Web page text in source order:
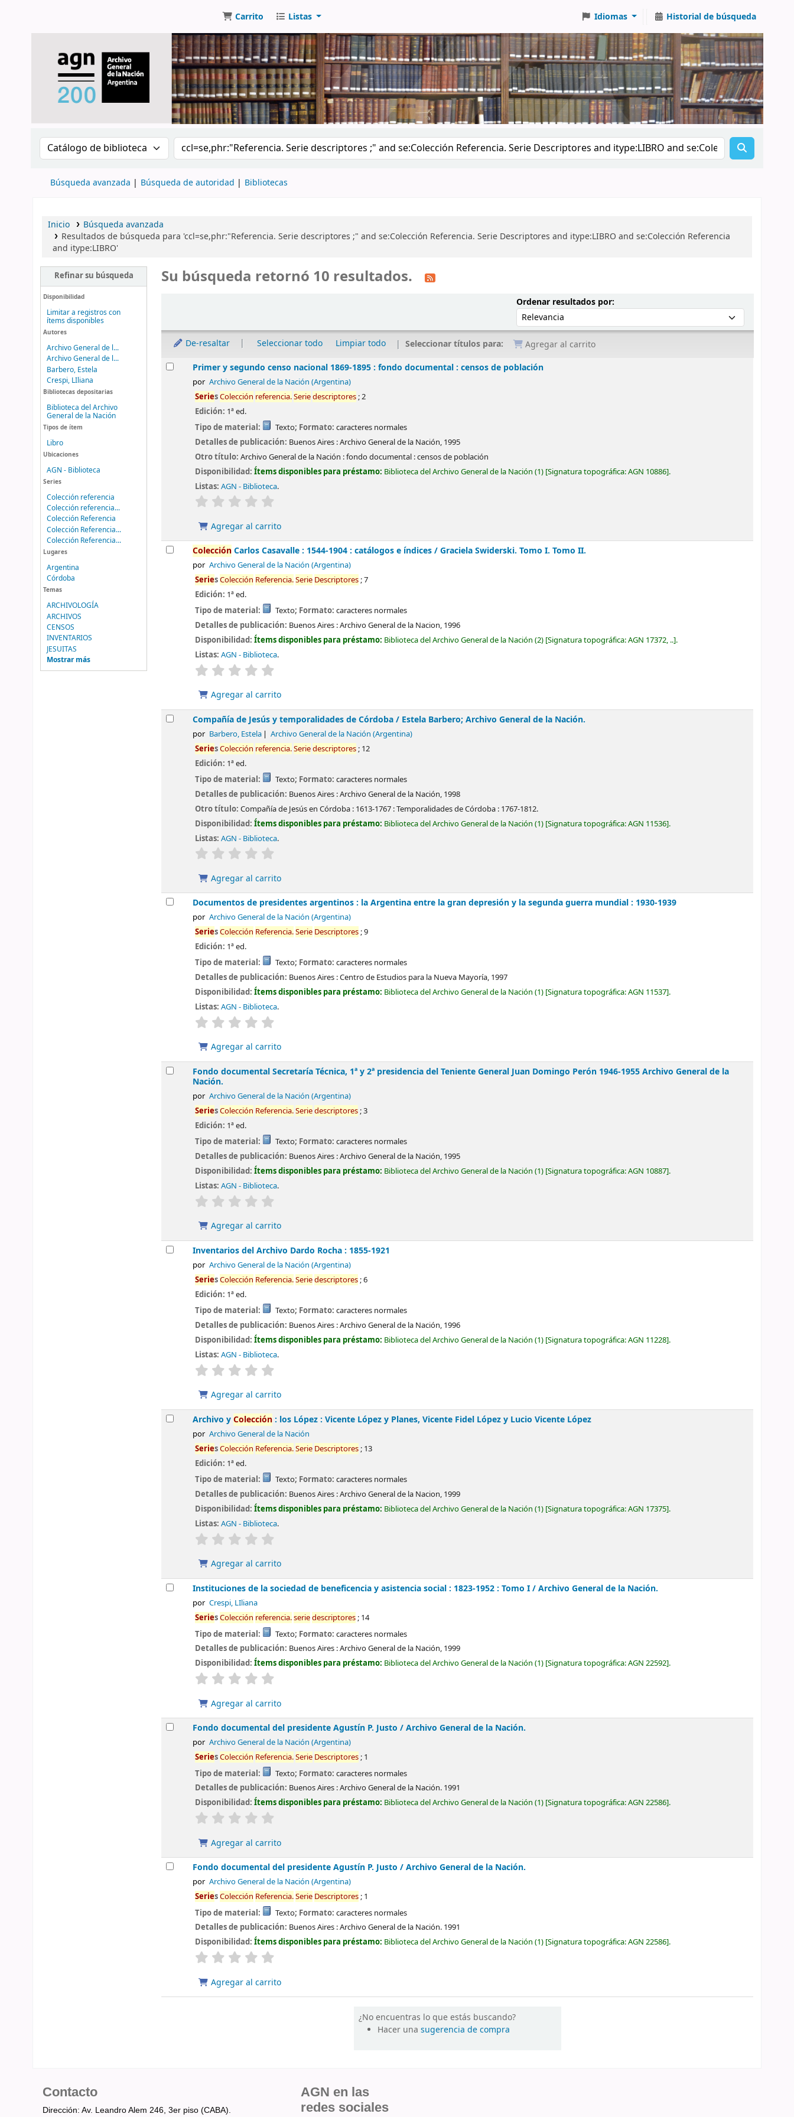
Carrito Listas Idiomas Historial de búsqueda
Buscar en el catálogo por: Buscar en el catálogo
Búsqueda avanzada Búsqueda de autoridad Bibliotecas
Inicio
Búsqueda avanzada
Resultados de búsqueda para 'ccl=se,phr:"Referencia. Serie descriptores ;" and se:Colección Referencia. Serie Descriptores and itype:LIBRO and se:Colección Referencia
and itype:LIBRO'
Refinar su búsqueda
Disponibilidad
Limitar a registros con
ítems disponibles
Autores
Archivo General de l...
Archivo General de l...
Barbero, Estela
Crespi, LIliana
Bibliotecas depositarias
Biblioteca del Archivo
General de la Nación
Tipos de ítem
Libro
Ubicaciones
AGN - Biblioteca
Series
Colección referencia
Colección referencia...
Colección Referencia
Colección Referencia...
Colección Referencia...
Lugares
Argentina
Córdoba
Temas
ARCHIVOLOGÍA
ARCHIVOS
CENSOS
INVENTARIOS
JESUITAS
Mostrar más
Su búsqueda retornó 10 resultados.
Ordenar resultados por:Ordenar por:
De-resaltar Seleccionar todo Limpiar todo Seleccionar títulos para:
Agregar al carrito
ResultadosPrimer y segundo censo nacional 1869-1895 : fondo documental : censos de población
por Archivo General de la Nación (Argentina)
SeriesColección referencia.Seriedescriptores; 2
Edición: 1ª ed.
Tipo de material:
Texto; Formato: caracteres normales
Detalles de publicación: Buenos Aires :Archivo General de la Nación, 1995
Otro título:Archivo General de la Nación : fondo documental : censos de población
Disponibilidad:Ítems disponibles para préstamo: Biblioteca del Archivo General de la Nación (1) Signatura topográfica:AGN 10886 .
Listas: AGN - Biblioteca.
valoración
Agregar al carrito
ColecciónCarlos Casavalle : 1544-1904 : catálogos e índices /Graciela Swiderski.Tomo I. Tomo II.
por Archivo General de la Nación (Argentina)
SeriesColección Referencia.Serie Descriptores; 7
Edición: 1ª ed.
Tipo de material:
Texto; Formato: caracteres normales
Detalles de publicación: Buenos Aires :Archivo General de la Nacion, 1996
Disponibilidad:Ítems disponibles para préstamo: Biblioteca del Archivo General de la Nación (2) Signatura topográfica:AGN 17372, .. .
Listas: AGN - Biblioteca.
valoración
Agregar al carrito
Compañía de Jesús y temporalidades de Córdoba / Estela Barbero; Archivo General de la Nación.
por Barbero, Estela Archivo General de la Nación (Argentina)
SeriesColección referencia.Seriedescriptores; 12
Edición: 1ª ed.
Tipo de material:
Texto; Formato: caracteres normales
Detalles de publicación: Buenos Aires :Archivo General de la Nación, 1998
Otro título:Compañía de Jesús en Córdoba : 1613-1767 : Temporalidades de Córdoba : 1767-1812.
Disponibilidad:Ítems disponibles para préstamo: Biblioteca del Archivo General de la Nación (1) Signatura topográfica:AGN 11536 .
Listas: AGN - Biblioteca.
valoración
Agregar al carrito
Documentos de presidentes argentinos : la Argentina entre la gran depresión y la segunda guerra mundial : 1930-1939
por Archivo General de la Nación (Argentina)
SeriesColección Referencia.Serie Descriptores; 9
Edición: 1ª ed.
Tipo de material:
Texto; Formato: caracteres normales
Detalles de publicación: Buenos Aires :Centro de Estudios para la Nueva Mayoría, 1997
Disponibilidad:Ítems disponibles para préstamo: Biblioteca del Archivo General de la Nación (1) Signatura topográfica:AGN 11537 .
Listas: AGN - Biblioteca.
valoración
Agregar al carrito
Fondo documental Secretaría Técnica, 1ª y 2ª presidencia del Teniente General Juan Domingo Perón 1946-1955Archivo General de la
Nación.
por Archivo General de la Nación (Argentina)
SeriesColección Referencia.Seriedescriptores; 3
Edición: 1ª ed.
Tipo de material:
Texto; Formato: caracteres normales
Detalles de publicación: Buenos Aires :Archivo General de la Nación, 1995
Disponibilidad:Ítems disponibles para préstamo: Biblioteca del Archivo General de la Nación (1) Signatura topográfica:AGN 10887 .
Listas: AGN - Biblioteca.
valoración
Agregar al carrito
Inventarios del Archivo Dardo Rocha : 1855-1921
por Archivo General de la Nación (Argentina)
SeriesColección Referencia.Seriedescriptores; 6
Edición: 1ª ed.
Tipo de material:
Texto; Formato: caracteres normales
Detalles de publicación: Buenos Aires :Archivo General de la Nación, 1996
Disponibilidad:Ítems disponibles para préstamo: Biblioteca del Archivo General de la Nación (1) Signatura topográfica:AGN 11228 .
Listas: AGN - Biblioteca.
valoración
Agregar al carrito
Archivo yColección: los López : Vicente López y Planes, Vicente Fidel López y Lucio Vicente López
por Archivo General de la Nación
SeriesColección Referencia.Serie Descriptores; 13
Edición: 1ª ed.
Tipo de material:
Texto; Formato: caracteres normales
Detalles de publicación: Buenos Aires :Archivo General de la Nacion, 1999
Disponibilidad:Ítems disponibles para préstamo: Biblioteca del Archivo General de la Nación (1) Signatura topográfica:AGN 17375 .
Listas: AGN - Biblioteca.
valoración
Agregar al carrito
Instituciones de la sociedad de beneficencia y asistencia social : 1823-1952 : Tomo I /Archivo General de la Nación.
por Crespi, LIliana
SeriesColección referencia.seriedescriptores; 14
Tipo de material:
Texto; Formato: caracteres normales
Detalles de publicación: Buenos Aires :Archivo General de la Nación, 1999
Disponibilidad:Ítems disponibles para préstamo: Biblioteca del Archivo General de la Nación (1) Signatura topográfica:AGN 22592 .
valoración
Agregar al carrito
Fondo documental del presidente Agustín P. Justo /Archivo General de la Nación.
por Archivo General de la Nación (Argentina)
SeriesColección Referencia.Serie Descriptores; 1
Tipo de material:
Texto; Formato: caracteres normales
Detalles de publicación: Buenos Aires :Archivo General de la Nación. 1991
Disponibilidad:Ítems disponibles para préstamo: Biblioteca del Archivo General de la Nación (1) Signatura topográfica:AGN 22586 .
valoración
Agregar al carrito
Fondo documental del presidente Agustín P. Justo /Archivo General de la Nación.
por Archivo General de la Nación (Argentina)
SeriesColección Referencia.Serie Descriptores; 1
Tipo de material:
Texto; Formato: caracteres normales
Detalles de publicación: Buenos Aires :Archivo General de la Nación. 1991
Disponibilidad:Ítems disponibles para préstamo: Biblioteca del Archivo General de la Nación (1) Signatura topográfica:AGN 22586 .
valoración
Agregar al carrito
¿No encuentras lo que estás buscando?
Hacer unasugerencia de compra
Contacto
Dirección: Av. Leandro Alem 246, 3er piso (CABA).
AGN en las
redes sociales